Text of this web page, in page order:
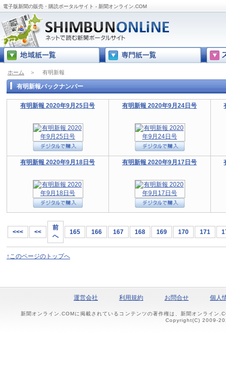
電子版新聞の販売・購読ポータルサイト - 新聞オンライン.COM
ホーム ＞ 有明新報
有明新報バックナンバー
有明新報 2020年9月25日号 有明新報 2020年9月24日号
有明新報 2020年9月18日号 有明新報 2020年9月17日号
<<< <<
前
へ
165 166 167 168 169 170 171
↑このページのトップへ
運営会社 利用規約 お問合せ 個人
新聞オンライン.COMに掲載されているコンテンツの著作権は、新聞オンライン
Copyright(C) 2009-